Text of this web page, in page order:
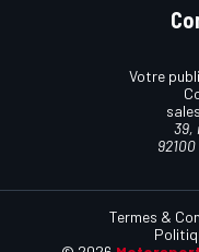
Votre
39,
Termes &